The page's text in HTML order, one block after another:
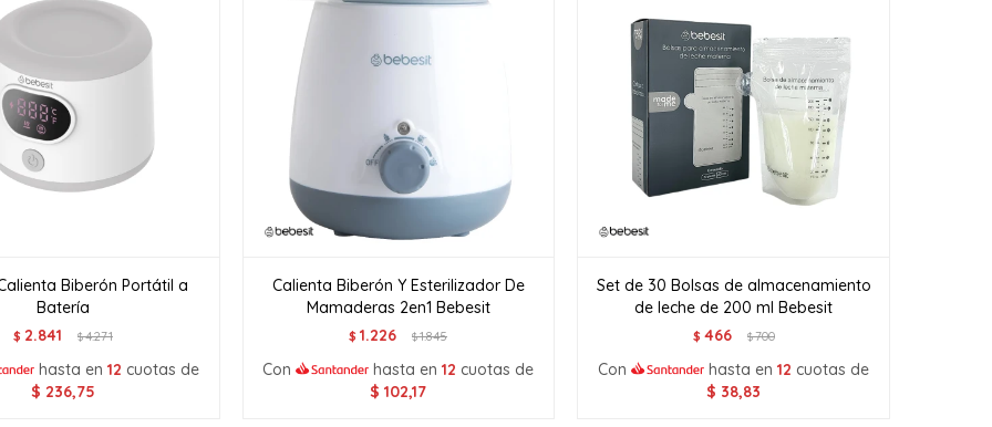
Biberón Portátil a
Batería
$ 2.841 $4.271
hasta en 12 cuotas de
$ 236,75
Calienta Biberón Y Esterilizador De
Mamaderas 2en1 Bebesit
$ 1.226 $1.845
Con hasta en12 cuotas de
$ 102,17
Set de 30 Bolsas de almacenamiento
de leche de 200 ml Bebesit
$ 466 $700
Con hasta en12 cuotas de
$ 38,83